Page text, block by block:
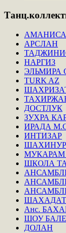
АРСЛАН
НАРГИЗ
ЭЛЬМИРА
TURK AZ
ДОСТЛУК
ЗУХРА
ИРАДА
ИНТИЗАР
ШАХИНУР
МУКАРАМ
ШКОЛА
АНСАМБЛЬ
ШАХАДАТ
Анс.
ШОУ
ДОЛАН